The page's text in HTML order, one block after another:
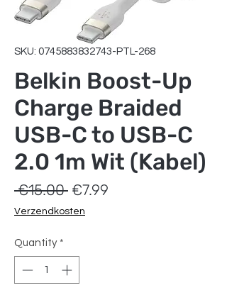
SKU: 0745883832743-PTL-268
Belkin Boost-Up
Charge Braided
USB-C to USB-C
2.0 1m Wit (Kabel)
€15.00 Regular
Price
€7.99
Verzendkosten
Quantity *